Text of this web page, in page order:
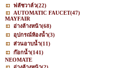
ฟลัชวาล์ว(22)
AUTOMATIC FAUCET(47)
MAYFAIR
อ่างล้างหน้า(68)
อุปกรณ์ห้องน้ำ(3)
ส่วนอาบน้ำ(11)
ก๊อกน้ำ(141)
NEOMATE